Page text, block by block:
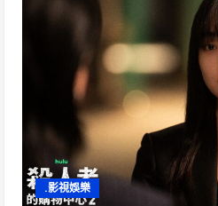
.影視娛樂